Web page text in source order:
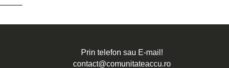
Prin telefon sau E-mail!
contact@comunitateaccu.ro